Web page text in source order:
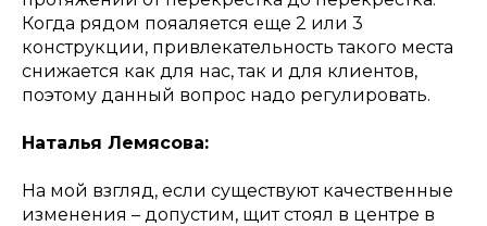
Когда рядом пояаляется еще 2 или 3
конструкции, привлекательность такого места
снижается как для нас, так и для клиентов,
поэтому данный вопрос надо регулировать.
Наталья Лемясова:
На мой взгляд, если существуют качественные
изменения – допустим, щит стоял в центре в